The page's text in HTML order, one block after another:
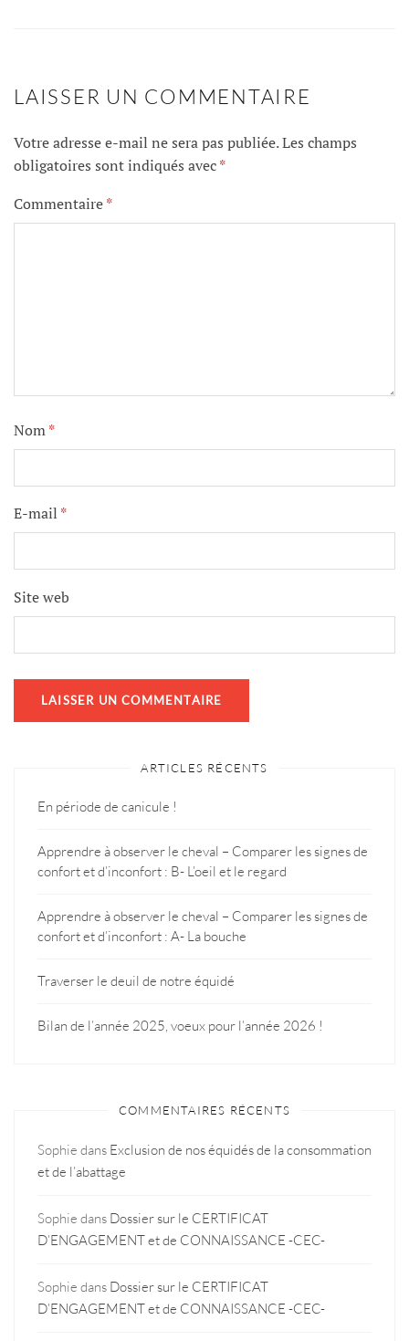
LAISSER UN COMMENTAIRE
Votre adresse e-mail ne sera pas publiée.Les champs
obligatoires sont indiqués avec*
Commentaire*
Nom*
E-mail *
Site web
ARTICLES RÉCENTS
En période de canicule !
Apprendre à observer le cheval – Comparer les signes de
confort et d’inconfort : B- L’oeil et le regard
Apprendre à observer le cheval – Comparer les signes de
confort et d’inconfort : A- La bouche
Traverser le deuil de notre équidé
Bilan de l’année 2025, voeux pour l’année 2026 !
COMMENTAIRES RÉCENTS
Sophie dans Exclusion de nos équidés de la consommation
et de l’abattage
Sophie dans Dossier sur le CERTIFICAT
D’ENGAGEMENT et de CONNAISSANCE -CEC-
Sophie dans Dossier sur le CERTIFICAT
D’ENGAGEMENT et de CONNAISSANCE -CEC-